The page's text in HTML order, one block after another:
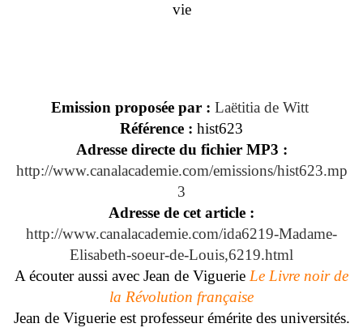
vie
Emission proposée par : Laëtitia de Witt
Référence : hist623
Adresse directe du fichier MP3 :
http://www.canalacademie.com/emissions/hist623.mp
3
Adresse de cet article :
http://www.canalacademie.com/ida6219-Madame-
Elisabeth-soeur-de-Louis,6219.html
A écouter aussi avec Jean de Viguerie Le Livre noir de
la Révolution française
Jean de Viguerie est professeur émérite des universités.